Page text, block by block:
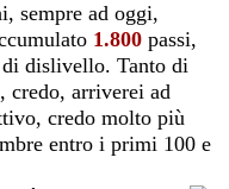
sempre ad oggi,
1.800 passi,
di dislivello. Tanto di
credo, arriverei ad
credo molto più
entro i primi 100 e